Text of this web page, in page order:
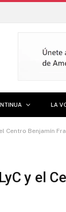
LA
Centro Benjamín
y el